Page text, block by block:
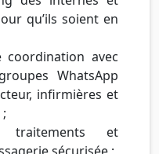
qu’ils soient en
coordination avec
WhatsApp
infirmières et
traitements et